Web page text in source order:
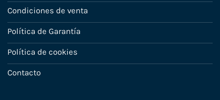
Condiciones de venta
Política de Garantía
Política de cookies
Contacto